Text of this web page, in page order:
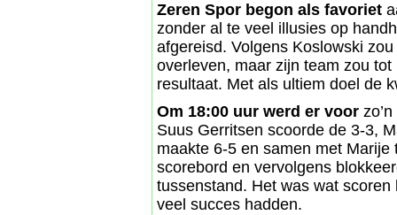
Zeren Spor begon als favoriet
zonder al te veel illusies op
afgereisd. Volgens Koslowski
overleven, maar zijn team zou
resultaat. Met als ultiem doel de
Om 18:00 uur werd er voor
Suus Gerritsen scoorde de 3-3,
maakte 6-5 en samen met
scorebord en vervolgens
tussenstand. Het was wat
veel succes hadden.